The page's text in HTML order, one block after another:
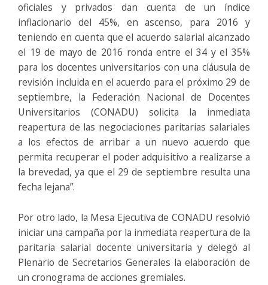
oficiales y privados dan cuenta de un índice
inflacionario del 45%, en ascenso, para 2016 y
teniendo en cuenta que el acuerdo salarial alcanzado
el 19 de mayo de 2016 ronda entre el 34 y el 35%
para los docentes universitarios con una cláusula de
revisión incluida en el acuerdo para el próximo 29 de
septiembre, la Federación Nacional de Docentes
Universitarios (CONADU) solicita la inmediata
reapertura de las negociaciones paritarias salariales
a los efectos de arribar a un nuevo acuerdo que
permita recuperar el poder adquisitivo a realizarse a
la brevedad, ya que el 29 de septiembre resulta una
fecha lejana”.
Por otro lado, la Mesa Ejecutiva de CONADU resolvió
iniciar una campaña por la inmediata reapertura de la
paritaria salarial docente universitaria y delegó al
Plenario de Secretarios Generales la elaboración de
un cronograma de acciones gremiales.